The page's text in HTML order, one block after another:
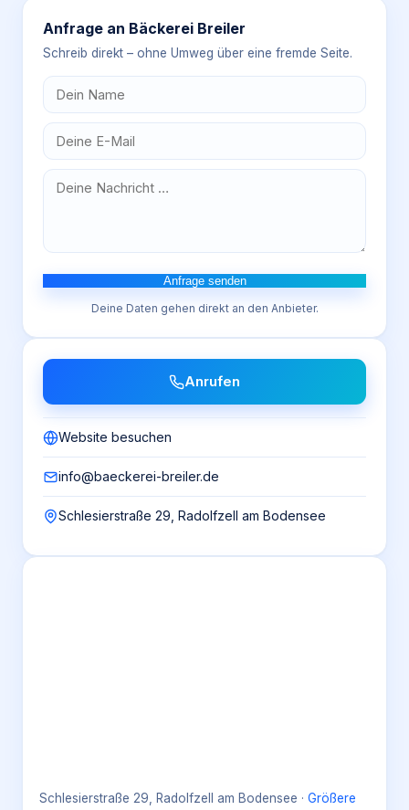
Anfrage an Bäckerei Breiler
Schreib direkt – ohne Umweg über eine fremde Seite.
Anfrage senden
Deine Daten gehen direkt an den Anbieter.
Anrufen
Website besuchen
info@baeckerei-breiler.de
Schlesierstraße 29, Radolfzell am Bodensee
Schlesierstraße 29, Radolfzell am Bodensee · Größere